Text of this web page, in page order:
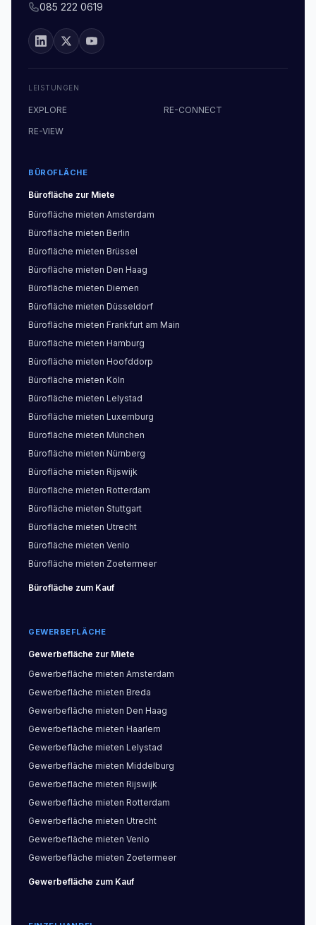
085 222 0619
LEISTUNGEN
EXPLORE
RE-CONNECT
RE-VIEW
BÜROFLÄCHE
Bürofläche zur Miete
Bürofläche mieten Amsterdam
Bürofläche mieten Berlin
Bürofläche mieten Brüssel
Bürofläche mieten Den Haag
Bürofläche mieten Diemen
Bürofläche mieten Düsseldorf
Bürofläche mieten Frankfurt am Main
Bürofläche mieten Hamburg
Bürofläche mieten Hoofddorp
Bürofläche mieten Köln
Bürofläche mieten Lelystad
Bürofläche mieten Luxemburg
Bürofläche mieten München
Bürofläche mieten Nürnberg
Bürofläche mieten Rijswijk
Bürofläche mieten Rotterdam
Bürofläche mieten Stuttgart
Bürofläche mieten Utrecht
Bürofläche mieten Venlo
Bürofläche mieten Zoetermeer
Bürofläche zum Kauf
GEWERBEFLÄCHE
Gewerbefläche zur Miete
Gewerbefläche mieten Amsterdam
Gewerbefläche mieten Breda
Gewerbefläche mieten Den Haag
Gewerbefläche mieten Haarlem
Gewerbefläche mieten Lelystad
Gewerbefläche mieten Middelburg
Gewerbefläche mieten Rijswijk
Gewerbefläche mieten Rotterdam
Gewerbefläche mieten Utrecht
Gewerbefläche mieten Venlo
Gewerbefläche mieten Zoetermeer
Gewerbefläche zum Kauf